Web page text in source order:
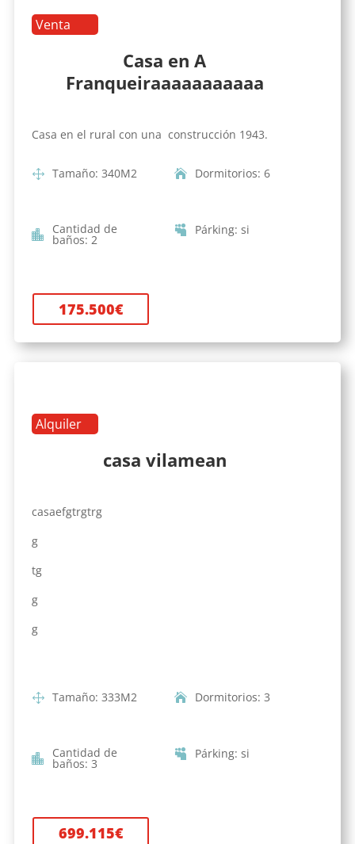
Venta
Casa en A
Franqueiraaaaaaaaaaa
Casa en el rural con una construcción 1943.
Tamaño: 340M2 Dormitorios: 6
Cantidad de
baños: 2
Párking: si
175.500€
Alquiler
casa vilamean
casaefgtrgtrg
g
tg
g
g
Tamaño: 333M2 Dormitorios: 3
Cantidad de
baños: 3
Párking: si
699.115€